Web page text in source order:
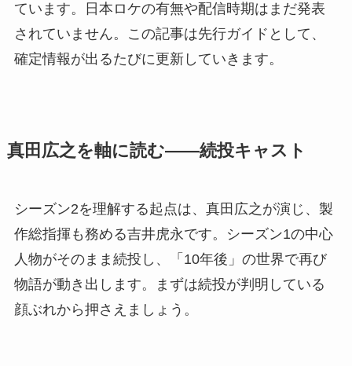
ています。日本ロケの有無や配信時期はまだ発表
されていません。この記事は先行ガイドとして、
確定情報が出るたびに更新していきます。
真田広之を軸に読む——続投キャスト
シーズン2を理解する起点は、真田広之が演じ、製
作総指揮も務める吉井虎永です。シーズン1の中心
人物がそのまま続投し、「10年後」の世界で再び
物語が動き出します。まずは続投が判明している
顔ぶれから押さえましょう。